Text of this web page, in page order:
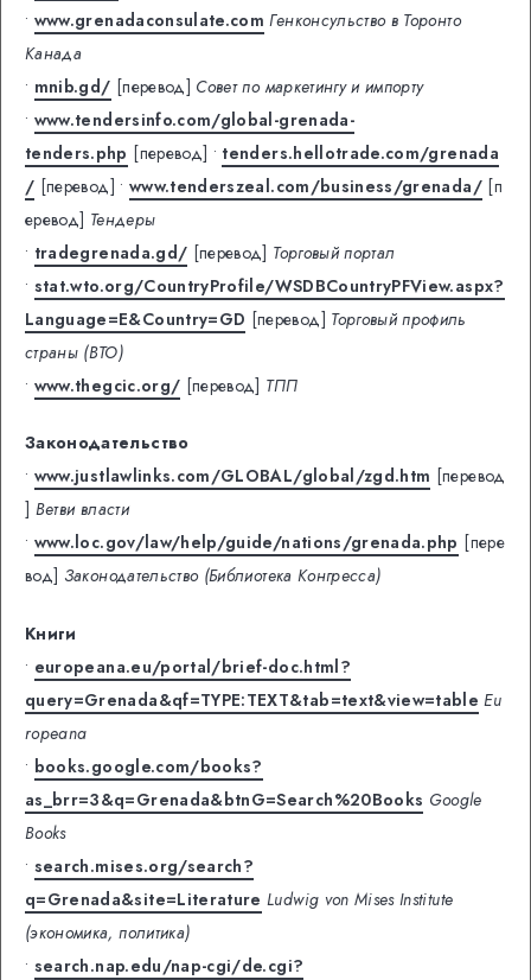
• www.grenadaconsulate.com Генконсульство в Торонто
Канада
• mnib.gd/ [перевод] Совет по маркетингу и импорту
• www.tendersinfo.com/global-grenada-
tenders.php [перевод] • tenders.hellotrade.com/grenada
/ [перевод] • www.tenderszeal.com/business/grenada/ [п
еревод] Тендеры
• tradegrenada.gd/ [перевод] Торговый портал
• stat.wto.org/CountryProfile/WSDBCountryPFView.aspx?
Language=E&Country=GD [перевод] Торговый профиль
страны (ВТО)
• www.thegcic.org/ [перевод] ТПП
Законодательство
• www.justlawlinks.com/GLOBAL/global/zgd.htm [перевод
] Ветви власти
• www.loc.gov/law/help/guide/nations/grenada.php [пере
вод] Законодательство (Библиотека Конгресса)
Книги
• europeana.eu/portal/brief-doc.html?
query=Grenada&qf=TYPE:TEXT&tab=text&view=table Eu
ropeana
• books.google.com/books?
as_brr=3&q=Grenada&btnG=Search%20Books Google
Books
• search.mises.org/search?
q=Grenada&site=Literature Ludwig von Mises Institute
(экономика, политика)
• search.nap.edu/nap-cgi/de.cgi?